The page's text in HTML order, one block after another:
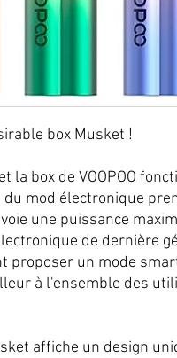
box Musket !
la box de VOOPOO
du mod électronique
une puissance
de dernière
proposer un mode
à l'ensemble des
affiche un design